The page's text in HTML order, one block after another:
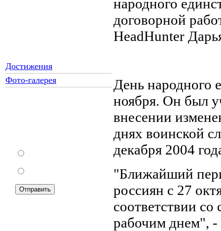
Достижения
Фото-галерея
народного
договорной
HeadHunter
День народного
ноября. Он был
внесении
днях воинской
декабря 2004
"Ближайший
россиян с 27
соответствии
рабочим днем", -